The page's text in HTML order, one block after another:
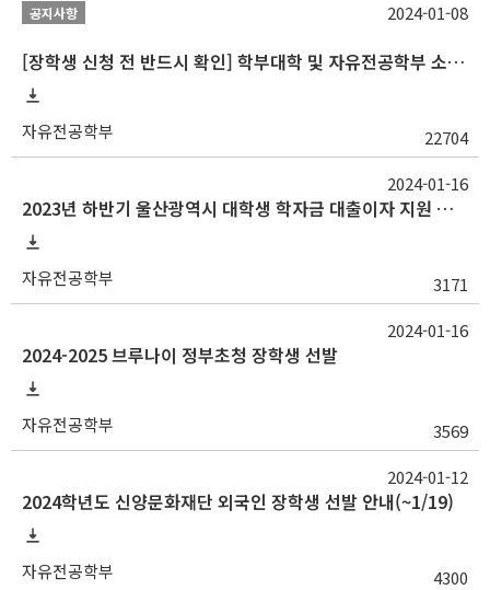
공지사항
[장학생 신청 전 반드시 확인] 학부대학 및 자유전공학부 소속 학생 장학 통합 공지사항
자유전공학부 22704
2024-01-08
2023년 하반기 울산광역시 대학생 학자금 대출이자 지원 안내
자유전공학부 3171
2024-01-16
2024-2025 브루나이 정부초청 장학생 선발
자유전공학부 3569
2024-01-16
2024학년도 신양문화재단 외국인 장학생 선발 안내(~1/19)
자유전공학부 4300
2024-01-12